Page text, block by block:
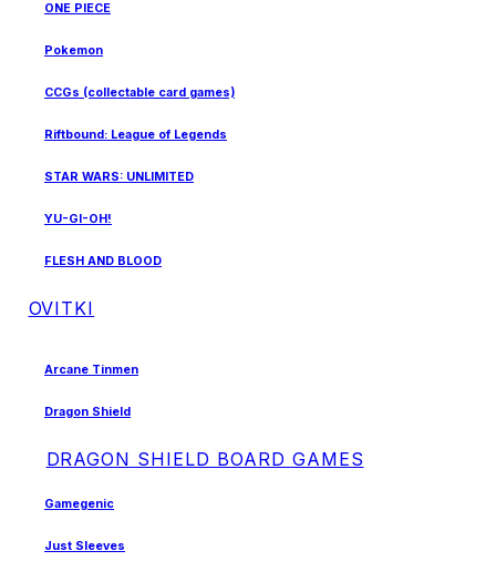
ONE PIECE
Pokemon
CCGs (collectable card games)
Riftbound: League of Legends
STAR WARS: UNLIMITED
YU-GI-OH!
FLESH AND BLOOD
OVITKI
Arcane Tinmen
Dragon Shield
DRAGON SHIELD BOARD GAMES
Gamegenic
Just Sleeves